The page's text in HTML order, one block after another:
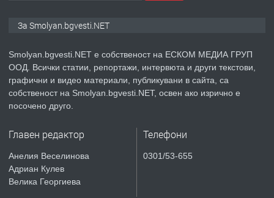
преди 2 години
ПРЕДЛАГА КЪЩА В МАРОНЯ
ТЪРСИ
За Smolyan.bgvesti.NET
Smolyan.bgvesti.NET е собственост на ЕСКОМ МЕДИА ГРУП
ООД. Всички статии, репортажи, интервюта и други текстови,
графични и видео материали, публикувани в сайта, са
собственост на Smolyan.bgvesti.NET, освен ако изрично е
посочено друго.
Главен редактор
Анелия Веселинова
Адриан Кулев
Велика Георгиева
Телефони
0301/53-655